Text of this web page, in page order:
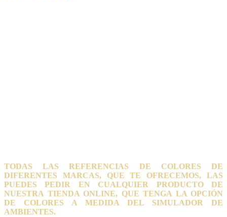
TODAS LAS REFERENCIAS DE COLORES DE
DIFERENTES MARCAS, QUE TE OFRECEMOS, LAS
PUEDES PEDIR EN CUALQUIER PRODUCTO DE
NUESTRA TIENDA ONLINE, QUE TENGA LA OPCIÓN
DE COLORES A MEDIDA DEL SIMULADOR DE
AMBIENTES.